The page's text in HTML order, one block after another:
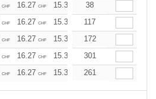
CHF 16.27 CHF 15.37 14.46
38
CHF 16.27 CHF 15.37 14.46
117
CHF 16.27 CHF 15.37 14.46
172
CHF 16.27 CHF 15.37 14.46
301
CHF 16.27 CHF 15.37 14.46
261